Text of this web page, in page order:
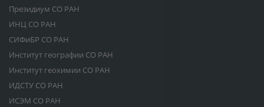
Президиум СО РАН
ИНЦ СО РАН
СИФиБР СО РАН
Институт географии СО РАН
Институт геохимии СО РАН
ИДСТУ СО РАН
ИСЭМ СО РАН